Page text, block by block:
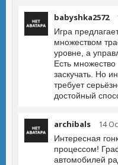
babyshka2572
Игра
множеством
уровне, а
Есть
заскучать. Но
требует
достойный
archibals 14
Интересная
процессом!
автомобилей